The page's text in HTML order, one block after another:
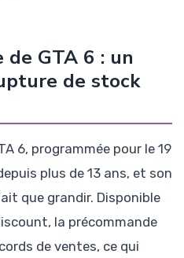
GTA 6 : un
de stock
6, programmée pour le 19
plus de 13 ans, et son
que grandir. Disponible
la précommande
de ventes, ce qui